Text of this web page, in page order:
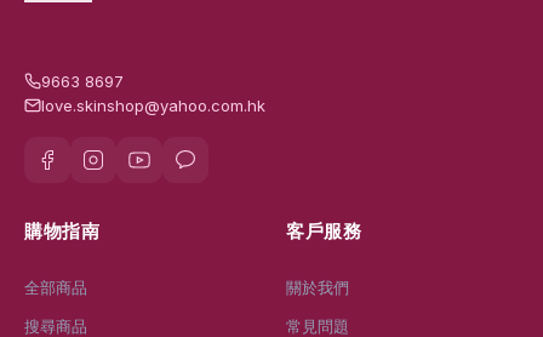
9663 8697
love.skinshop@yahoo.com.hk
購物指南
全部商品
搜尋商品
客戶服務
關於我們
常見問題